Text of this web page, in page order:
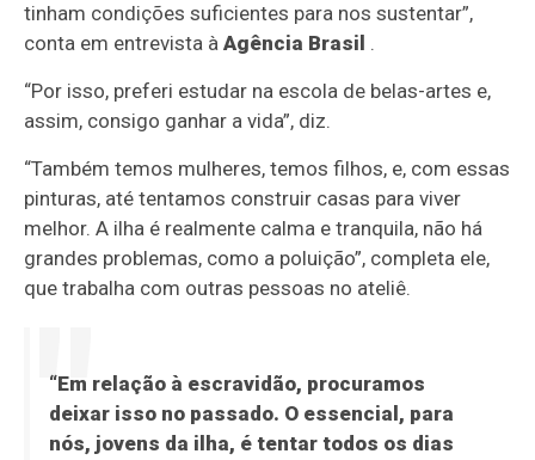
tinham condições suficientes para nos sustentar”,
conta em entrevista àAgência Brasil .
“Por isso, preferi estudar na escola de belas-artes e,
assim, consigo ganhar a vida”, diz.
“Também temos mulheres, temos filhos, e, com essas
pinturas, até tentamos construir casas para viver
melhor. A ilha é realmente calma e tranquila, não há
grandes problemas, como a poluição”, completa ele,
que trabalha com outras pessoas no ateliê.
“Em relação à escravidão, procuramos
deixar isso no passado. O essencial, para
nós, jovens da ilha, é tentar todos os dias